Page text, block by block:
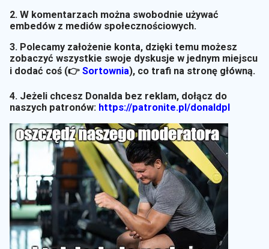
2. W komentarzach można swobodnie używać
embedów z mediów społecznościowych.
3. Polecamy założenie konta, dzięki temu możesz
zobaczyć wszystkie swoje dyskusje w jednym miejscu
i dodać coś (👉 Sortownia), co trafi na stronę główną.
4. Jeżeli chcesz Donalda bez reklam, dołącz do
naszych patronów: https://patronite.pl/donaldpl